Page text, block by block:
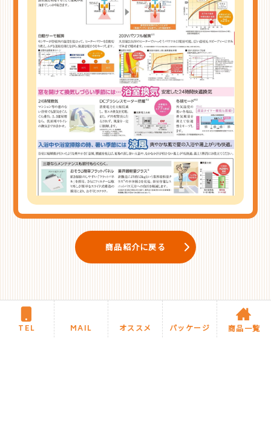
商品紹介に戻る
TEL MAIL オススメ パッケージ 商品一覧